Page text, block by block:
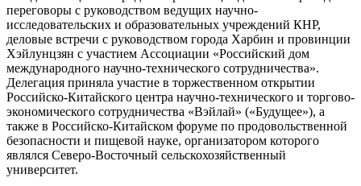
переговоры с руководством ведущих научно-
исследовательских и образовательных учреждений КНР,
деловые встречи с руководством города Харбин и провинции
Хэйлунцзян с участием Ассоциации «Российский дом
международного научно-технического сотрудничества».
Делегация приняла участие в торжественном открытии
Российско-Китайского центра научно-технического и торгово-
экономического сотрудничества «Вэйлай» («Будущее»), а
также в Российско-Китайском форуме по продовольственной
безопасности и пищевой науке, организатором которого
являлся Северо-Восточный сельскохозяйственный
университет.